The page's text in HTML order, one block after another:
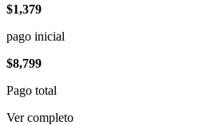
$1,379
pago inicial
$8,799
Pago total
Ver completo